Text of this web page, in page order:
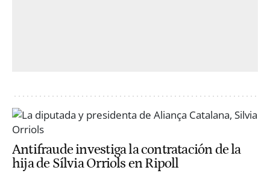
Antifraude investiga la contratación de la
hija de Sílvia Orriols en Ripoll